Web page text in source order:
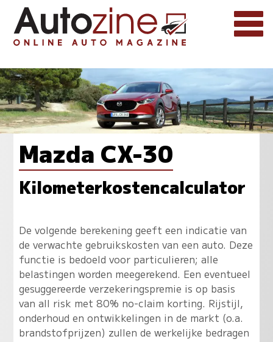
Mazda CX-30
Kilometerkostencalculator
De volgende berekening geeft een indicatie van
de verwachte gebruikskosten van een auto. Deze
functie is bedoeld voor particulieren; alle
belastingen worden meegerekend. Een eventueel
gesuggereerde verzekeringspremie is op basis
van all risk met 80% no-claim korting. Rijstijl,
onderhoud en ontwikkelingen in de markt (o.a.
brandstofprijzen) zullen de werkelijke bedragen